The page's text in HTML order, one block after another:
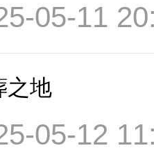
05-11
之地
05-12